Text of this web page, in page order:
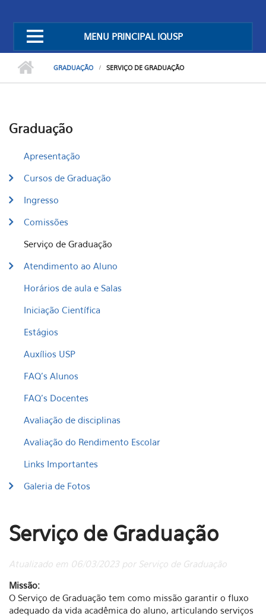
MENU PRINCIPAL IQUSP
GRADUAÇÃO SERVIÇO DE GRADUAÇÃO
Graduação
Apresentação
Cursos de Graduação
Ingresso
Comissões
Serviço de Graduação
Atendimento ao Aluno
Horários de aula e Salas
Iniciação Científica
Estágios
Auxílios USP
FAQ's Alunos
FAQ's Docentes
Avaliação de disciplinas
Avaliação do Rendimento Escolar
Links Importantes
Galeria de Fotos
Serviço de Graduação
Atualizado em 06/03/2023 por Serviço de Graduação
Missão:
O Serviço de Graduação tem como missão garantir o fluxo
adequado da vida acadêmica do aluno, articulando serviços